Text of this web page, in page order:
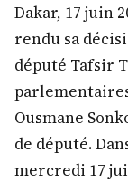
Dakar, 17 juin
rendu sa
député Tafsir
Ousmane
de député.
mercredi 17